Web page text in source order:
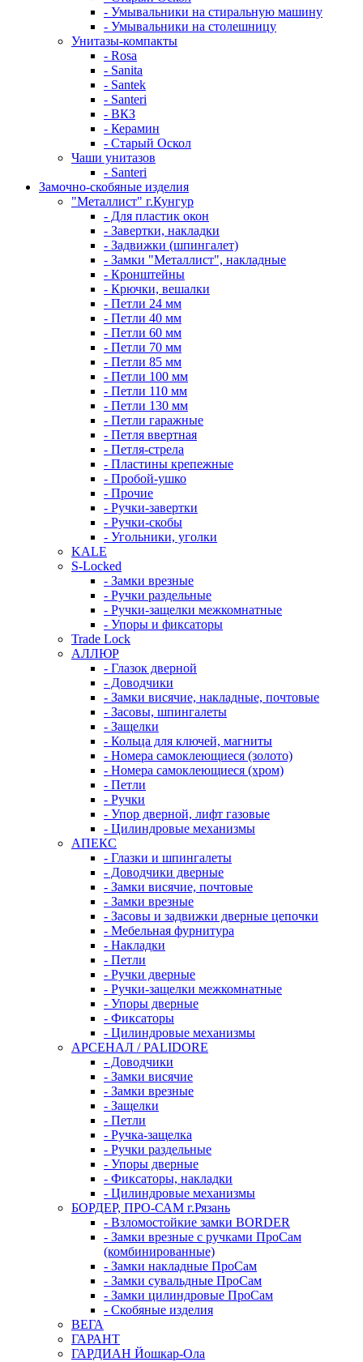
- Умывальники на стиральную машину
- Умывальники на столешницу
Унитазы-компакты
- Rosa
- Sanita
- Santek
- Santeri
- ВКЗ
- Керамин
- Старый Оскол
Чаши унитазов
- Santeri
Замочно-скобяные изделия
"Металлист" г.Кунгур
- Для пластик окон
- Завертки, накладки
- Задвижки (шпингалет)
- Замки "Металлист", накладные
- Кронштейны
- Крючки, вешалки
- Петли 24 мм
- Петли 40 мм
- Петли 60 мм
- Петли 70 мм
- Петли 85 мм
- Петли 100 мм
- Петли 110 мм
- Петли 130 мм
- Петли гаражные
- Петля ввертная
- Петля-стрела
- Пластины крепежные
- Пробой-ушко
- Прочие
- Ручки-завертки
- Ручки-скобы
- Угольники, уголки
KALE
S-Locked
- Замки врезные
- Ручки раздельные
- Ручки-защелки межкомнатные
- Упоры и фиксаторы
Trade Lock
АЛЛЮР
- Глазок дверной
- Доводчики
- Замки висячие, накладные, почтовые
- Засовы, шпингалеты
- Защелки
- Кольца для ключей, магниты
- Номера самоклеющиеся (золото)
- Номера самоклеющиеся (хром)
- Петли
- Ручки
- Упор дверной, лифт газовые
- Цилиндровые механизмы
АПЕКС
- Глазки и шпингалеты
- Доводчики дверные
- Замки висячие, почтовые
- Замки врезные
- Засовы и задвижки дверные цепочки
- Мебельная фурнитура
- Накладки
- Петли
- Ручки дверные
- Ручки-защелки межкомнатные
- Упоры дверные
- Фиксаторы
- Цилиндровые механизмы
АРСЕНАЛ / PALIDORE
- Доводчики
- Замки висячие
- Замки врезные
- Защелки
- Петли
- Ручка-защелка
- Ручки раздельные
- Упоры дверные
- Фиксаторы, накладки
- Цилиндровые механизмы
БОРДЕР, ПРО-САМ г.Рязань
- Взломостойкие замки BORDER
- Замки врезные с ручками ПроСам
(комбинированные)
- Замки накладные ПроСам
- Замки сувальдные ПроСам
- Замки цилиндровые ПроСам
- Скобяные изделия
ВЕГА
ГАРАНТ
ГАРДИАН Йошкар-Ола